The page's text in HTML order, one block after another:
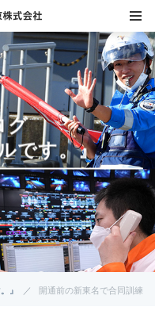
グ
です。』
』 開通前の新東名で合同訓練